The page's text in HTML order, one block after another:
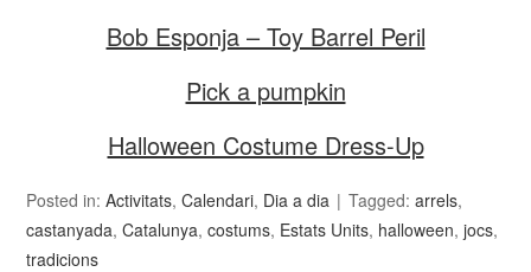
Bob Esponja – Toy Barrel Peril
Pick a pumpkin
Halloween Costume Dress-Up
Posted in:Activitats,Calendari, Dia a dia Tagged:arrels,
castanyada,Catalunya,costums, Estats Units, halloween,jocs,
tradicions